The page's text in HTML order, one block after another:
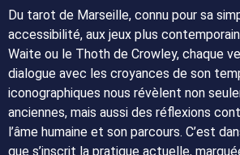
Du tarot de Marseille, connu pour sa
accessibilité, aux jeux plus
Waite ou le Thoth de Crowley, chaque
dialogue avec les croyances de son
iconographiques nous révèlent non
anciennes, mais aussi des réflexions
l’âme humaine et son parcours. C’est
que s’inscrit la pratique actuelle,